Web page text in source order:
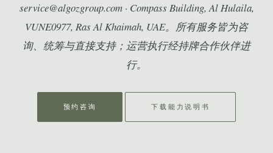
service@algozgroup.com · Compass Building, Al Hulaila,
VUNE0977, Ras Al Khaimah, UAE。所有服务皆为咨
询、统筹与直接支持；运营执行经持牌合作伙伴进
行。
预约咨询 下载能力说明书